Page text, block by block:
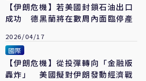
【伊朗危機】若美國封鎖石油出口
成功 德黑蘭將在數周內面臨停產
2026/04/17
國際
【伊朗危機】從投彈轉向「金融版
轟炸」 美國擬對伊朗發動經濟戰